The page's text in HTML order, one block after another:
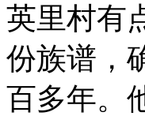
英里村有
份族谱，
百多年。